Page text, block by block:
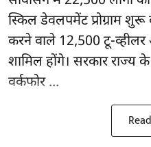
स्किल डेवलपमेंट प्रोग्राम
करने वाले 12,500 टू-
शामिल होंगे। सरकार राज्य
वर्कफोर ...